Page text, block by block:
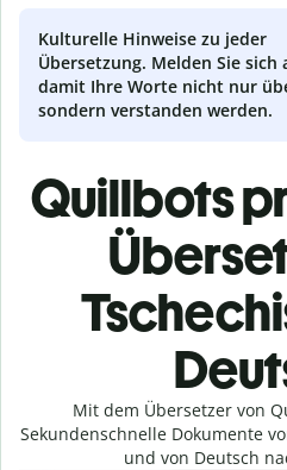
Kulturelle Hinweise zu jeder
Übersetzung. Melden Sie sich
damit Ihre Worte nicht nur
sondern verstanden werden.
Quillbots
Mit dem Übersetzer von
Sekundenschnelle Dokumente
und von Deutsch